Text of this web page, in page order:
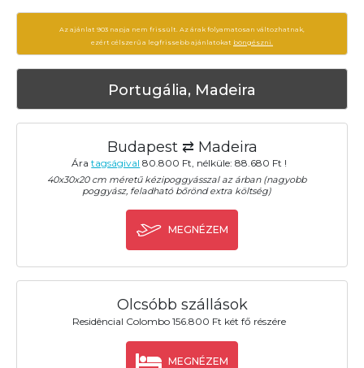
Az ajánlat 903 napja nem frissült. Az árak folyamatosan változhatnak,
ezért célszerű a legfrissebb ajánlatokat böngészni.
Portugália, Madeira
Budapest ⇄ Madeira
Áratagságival 80.800 Ft, nélküle: 88.680 Ft !
40x30x20 cm méretű kézipoggyásszal az árban (nagyobb
poggyász, feladható bőrönd extra költség)
MEGNÉZEM
Olcsóbb szállások
Residêncial Colombo 156.800 Ft két fő részére
MEGNÉZEM